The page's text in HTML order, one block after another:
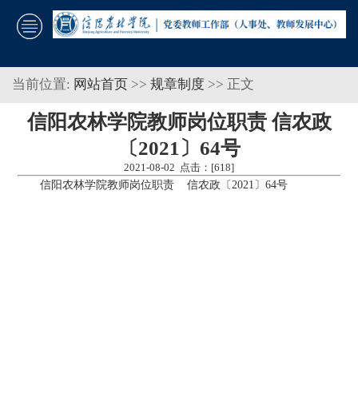
当前位置: 网站首页 >> 规章制度 >> 正文
信阳农林学院教师岗位职责 信农政
〔2021〕64号
2021-08-02 点击：[618]
信阳农林学院教师岗位职责 信农政〔2021〕64号